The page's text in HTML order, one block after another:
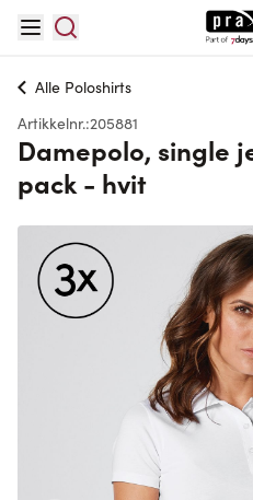
Alle Poloshirts
Artikkelnr.:205881
Damepolo, single
pack - hvit